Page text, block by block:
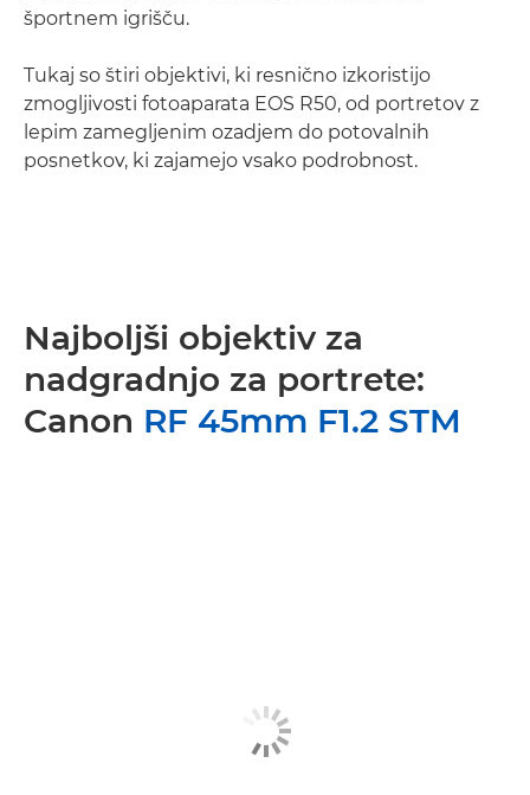
športnem igrišču.
Tukaj so štiri objektivi, ki resnično izkoristijo
zmogljivosti fotoaparata EOS R50, od portretov z
lepim zamegljenim ozadjem do potovalnih
posnetkov, ki zajamejo vsako podrobnost.
Najboljši objektiv za
nadgradnjo za portrete:
Canon RF 45mm F1.2 STM